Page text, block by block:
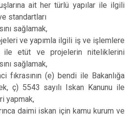
ait her türlü yapılar ile ilgili
standartları
sağlamak,
ve yapımla ilgili iş ve işlemlere
etüt ve projelerin niteliklerini
sağlamak,
fıkrasının (e) bendi ile Bakanlığa
ç) 5543 sayılı Iskan Kanunu ile
yapmak,
daimi iskan için kamu kurum ve